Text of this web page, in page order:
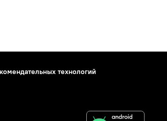
технологий